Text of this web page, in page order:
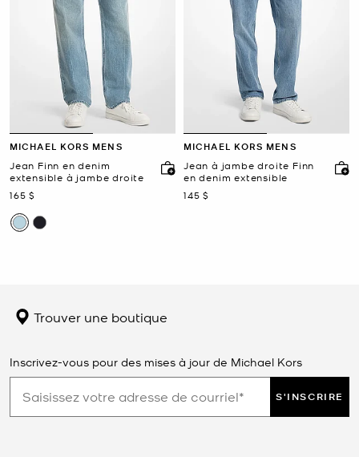
MICHAEL KORS MENS
Jean Finn en denim
extensible à jambe droite
maintenant
165 $
MICHAEL KORS MENS
Jean à jambe droite Finn
en denim extensible
maintenant
145 $
Trouver une boutique
Inscrivez-vous pour des mises à jour de Michael Kors
S'INSCRIRE